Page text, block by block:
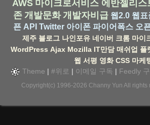
AWS 마이크로서비스 에반젤리스
존 개발문화 개발자비급 웹2.0 웹표
픈 API Twitter 아이폰 파이어폭스 오
제주 블로그 나인포유 네이버 크롬 마이
WordPress Ajax Mozilla IT만담 매쉬업 플
웹 서평 영화 CSS 마케
Theme | #위로 | 이메일 구독 | Feedly
Copyright(c) 1996-2026 Channy Yun All rights